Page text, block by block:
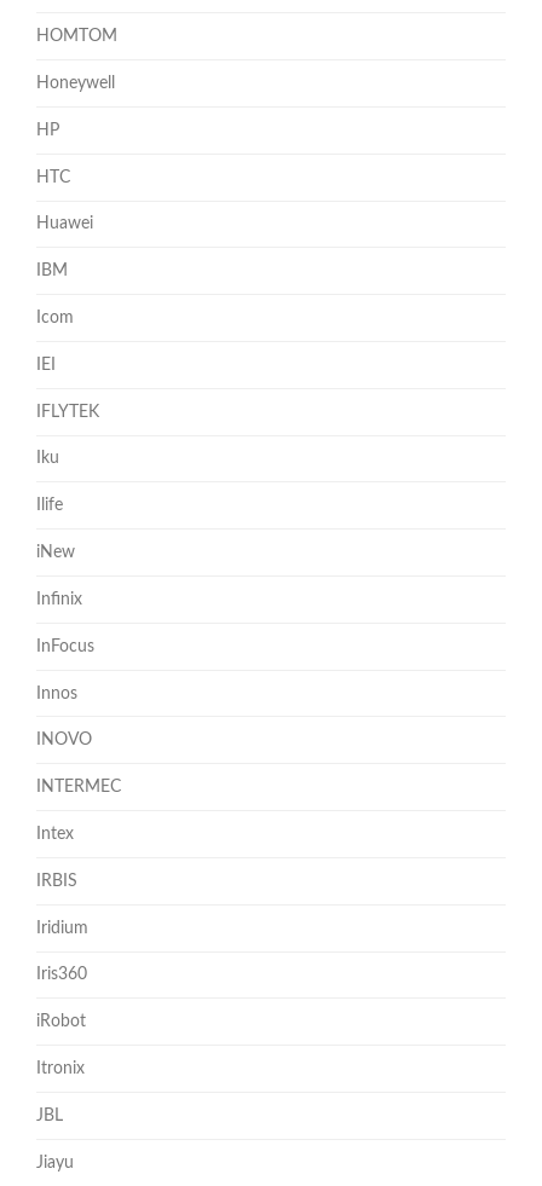
HOMTOM
Honeywell
HP
HTC
Huawei
IBM
Icom
IEI
IFLYTEK
Iku
Ilife
iNew
Infinix
InFocus
Innos
INOVO
INTERMEC
Intex
IRBIS
Iridium
Iris360
iRobot
Itronix
JBL
Jiayu